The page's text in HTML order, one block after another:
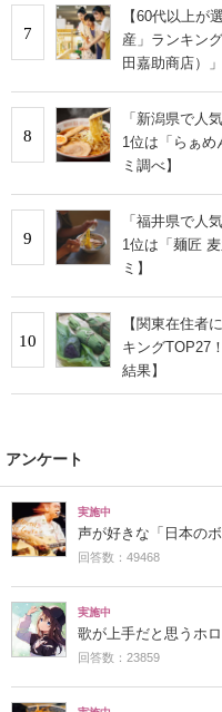
7
【60代以上が
産」ランキン
田嘉助商店）
8
「新潟県で人
1位は「らぁめ
ミ調べ】
9
「福井県で人
1位は「麺匠
ミ】
10
【関東在住者
キングTOP27
結果】
アンケート
実施中
声が好きな「日本の
回答数：49468
実施中
歌が上手だと思うホ
回答数：23859